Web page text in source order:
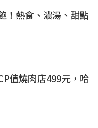
！熱食、濃湯、甜點
值燒肉店499元，哈